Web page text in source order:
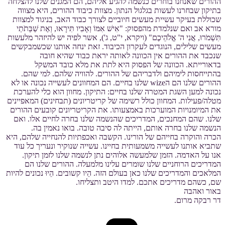
בתיקון שבחרנו לעשות בגלגול הנתון. מצוות כיבוד ההורים, היא מצווה
שכוללת בעיקר עשיית מעשים חיוביים לצורך כבוד האב, בניגוד למצוות
מורא אב ואם שנלמדת מהפסוק: "אִישׁ אִמּוֹ וְאָבִיו תִּירָאוּ, וְאֶת שַׁבְּתֹתַי
תִּשְׁמֹרוּ, אֲנִי ה' אֱלֹהֵיכֶם" (ויקרא, י"ט, ג'), אשר לפיה יש להיזהר מלעשות
מעשים שלילים, הנוגדים לעקרון הכיבוד. זאת ינחה אותנו שכשמבקשים
שנכבד את ההורים אין הכוונה לאותה יראת כבוד שהיא חובה
בדאורייתא. הכוונה של הפסוק היא לתת את מלא כובד המשקל
בהתייחסות לימיהם ולדבריהם של ההורים. להוויה שלהם. למי שהם.
ההורים שלנו הם הwize שלנו בחיים. הם המחוונים לעשייה נכונה או לא
נכונה למען השגת המטרה שלנו בחיים: התיקון. מחוון הוא כלי להערכת
מטלה/פעילות. המחוון כולל רשימה של קריטריונים (תבחינים) המאפיינים
את המיומנויות המוערכות באמצעותו. את הקריטריונים קובעים ההורים
שלנו. שהם המחנכים, המדריכים שהנשמה שלנו בחרה לחיים אלו. ואם
הנשמה שלנו בחרה אותם, הייתה לה סיבה טובה. בואו נאמין בה.
הכרה והוקרה בחייהם של הורינו. הקשבה ואכפתיות להנחייה שלהם, היא
שתביא אותנו לעשייה משמעותית בחיינו. עשייה שנוקיר ונעריך כל עוד
אנו על האדמה. הזמן שלמעשה אלוהים נתן לנשמה שלנו לזמן תיקון.
המדריכים הרוחניים שלנו שומרים עלינו מלמעלה. ההורים שלנו הם
המלאכים והמדריכים שלנו כאן בעולם הזה. הֵיו קשובים. הֵיוּ נכונים להיות
שם, כשהם מדריכים אתכם. למדו היטב ותצליחו.
באור ואהבה
דר רבקה מרום.